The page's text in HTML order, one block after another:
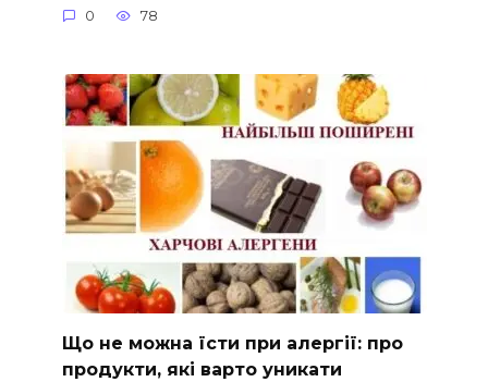
0 78
Що не можна їсти при алергії: про
продукти, які варто уникати